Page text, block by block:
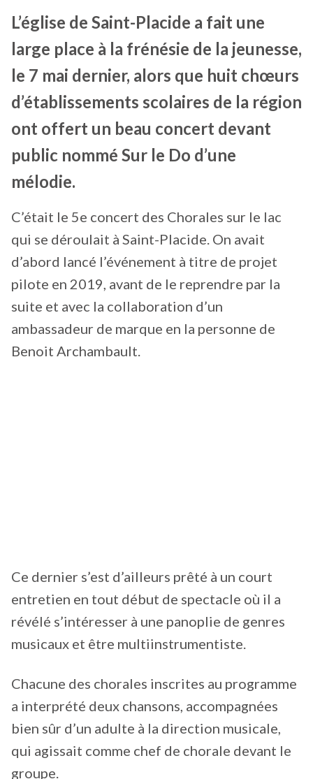
L’église de Saint-Placide a fait une
large place à la frénésie de la jeunesse,
le 7 mai dernier, alors que huit chœurs
d’établissements scolaires de la région
ont offert un beau concert devant
public nommé Sur le Do d’une
mélodie.
C’était le 5e concert des Chorales sur le lac
qui se déroulait à Saint-Placide. On avait
d’abord lancé l’événement à titre de projet
pilote en 2019, avant de le reprendre par la
suite et avec la collaboration d’un
ambassadeur de marque en la personne de
Benoit Archambault.
Ce dernier s’est d’ailleurs prêté à un court
entretien en tout début de spectacle où il a
révélé s’intéresser à une panoplie de genres
musicaux et être multiinstrumentiste.
Chacune des chorales inscrites au programme
a interprété deux chansons, accompagnées
bien sûr d’un adulte à la direction musicale,
qui agissait comme chef de chorale devant le
groupe.